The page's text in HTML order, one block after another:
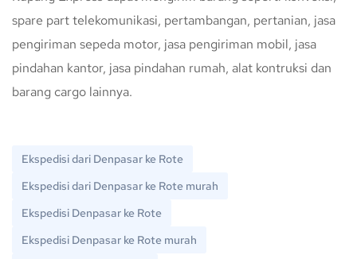
spare part telekomunikasi, pertambangan, pertanian, jasa
pengiriman sepeda motor, jasa pengiriman mobil, jasa
pindahan kantor, jasa pindahan rumah, alat kontruksi dan
barang cargo lainnya.
Ekspedisi dari Denpasar ke Rote
Ekspedisi dari Denpasar ke Rote murah
Ekspedisi Denpasar ke Rote
Ekspedisi Denpasar ke Rote murah